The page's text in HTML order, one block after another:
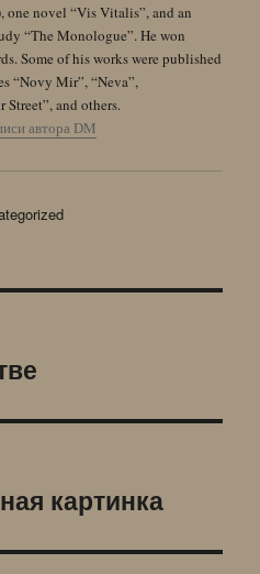
one novel “Vis Vitalis”, and an
“The Monologue”. He won
Some of his works were published
“Novy Mir”, “Neva”,
Street”, and others.
автора DM
картинка